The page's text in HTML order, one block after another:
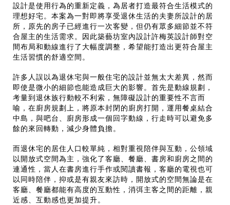
設計是使用行為的重新定義，為居者打造最符合生活模式的
理想好宅。本案為一對即將享受退休生活的夫妻所設計的居
所，原先的房子已經進行一次客變，但仍有眾多細節並不符
合屋主的生活需求。因此築藝坊室內設計許梅英設計師對空
間布局和動線進行了大幅度調整，希望能打造出更符合屋主
生活習慣的舒適空間。
許多人誤以為退休宅與一般住宅的設計並無太大差異，然而
即使是微小的細節也能造成巨大的影響。首先是動線規劃，
考量到退休族行動較不利索，無障礙設計的重要性不言而
喻，在廚房規劃上，將原本封閉的廚房打開，運用餐桌結合
中島，與吧台、廚房形成一個回字動線，行走時可以避免多
餘的來回轉動，減少身體負擔。
而退休宅的居住人口較單純，相對重視陪伴與互動，公領域
以開放式空間為主，強化了客廳、餐廳、書房和廚房之間的
連通性，當人在書房進行手作或閱讀書報，客廳的電視也可
以同時陪伴，抑或是有親友來訪時，開放式的空間無論是在
客廳、餐廳都能有高度的互動性，消弭主客之間的距離，親
近感、互動感也更加提升。